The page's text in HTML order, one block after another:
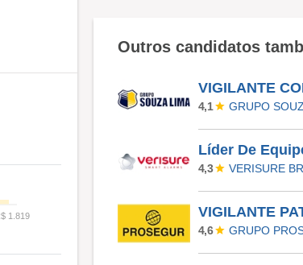
Outros candidatos
4,1 GRUPO
4,3 VERISURE
4,6 GRUPO